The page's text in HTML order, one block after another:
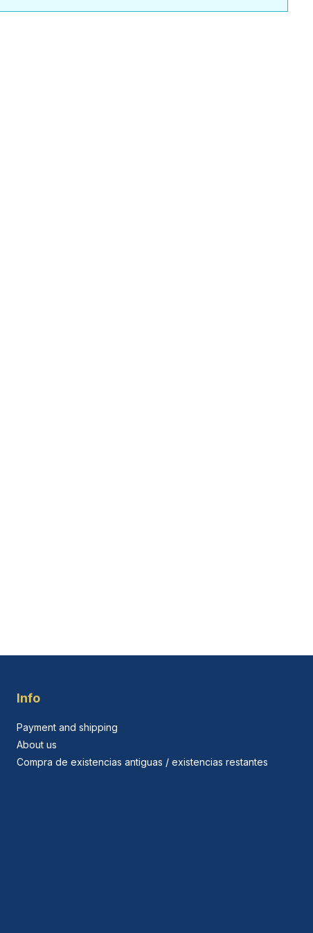
Info
Payment and shipping
About us
Compra de existencias antiguas / existencias restantes